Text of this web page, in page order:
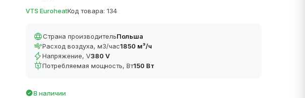
VTS EuroheatКод товара: 134
Страна производительПольша
Расход воздуха, м3/час1850 м³/ч
Напряжение, V380 V
Потребляемая мощность, Вт150 Вт
В наличии